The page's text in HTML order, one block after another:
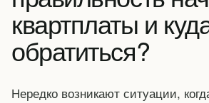
квартплаты и
обратиться?
Нередко возникают ситуации,